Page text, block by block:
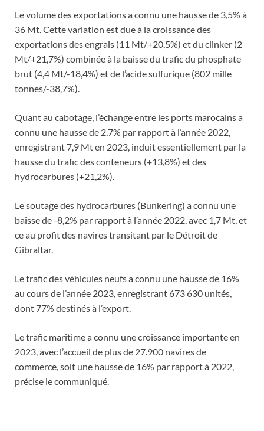
Le volume des exportations a connu une hausse de 3,5% à
36 Mt. Cette variation est due à la croissance des
exportations des engrais (11 Mt/+20,5%) et du clinker (2
Mt/+21,7%) combinée à la baisse du trafic du phosphate
brut (4,4 Mt/-18,4%) et de l’acide sulfurique (802 mille
tonnes/-38,7%).
Quant au cabotage, l’échange entre les ports marocains a
connu une hausse de 2,7% par rapport à l’année 2022,
enregistrant 7,9 Mt en 2023, induit essentiellement par la
hausse du trafic des conteneurs (+13,8%) et des
hydrocarbures (+21,2%).
Le soutage des hydrocarbures (Bunkering) a connu une
baisse de -8,2% par rapport à l’année 2022, avec 1,7 Mt, et
ce au profit des navires transitant par le Détroit de
Gibraltar.
Le trafic des véhicules neufs a connu une hausse de 16%
au cours de l’année 2023, enregistrant 673 630 unités,
dont 77% destinés à l’export.
Le trafic maritime a connu une croissance importante en
2023, avec l’accueil de plus de 27.900 navires de
commerce, soit une hausse de 16% par rapport à 2022,
précise le communiqué.